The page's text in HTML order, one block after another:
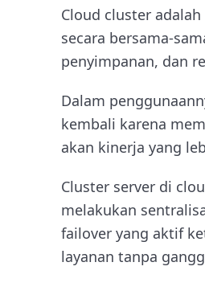
Cloud cluster
secara bersama-
penyimpanan, dan
Dalam
kembali karena
akan kinerja yang
Cluster server di
melakukan
failover yang aktif
layanan tanpa